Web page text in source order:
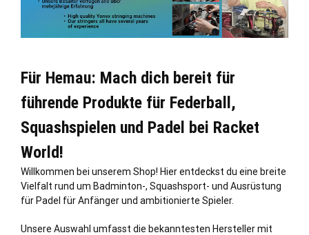
Für Hemau: Mach dich bereit für
führende Produkte für Federball,
Squashspielen und Padel bei Racket
World!
Willkommen bei unserem Shop! Hier entdeckst du eine breite
Vielfalt rund um Badminton-, Squashsport- und Ausrüstung
für Padel für Anfänger und ambitionierte Spieler.
Unsere Auswahl umfasst die bekanntesten Hersteller mit